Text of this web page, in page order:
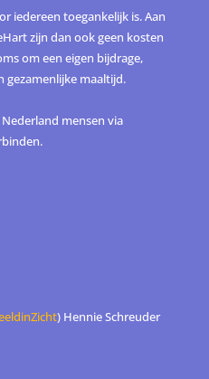
iedereen toegankelijk is. Aan
zijn dan ook geen kosten
om een eigen bijdrage,
gezamenlijke maaltijd.
mensen via
) Hennie Schreuder